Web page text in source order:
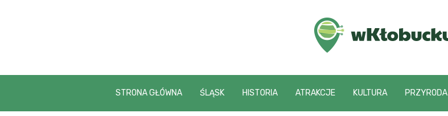
wKlobucku.pl
STRONA GŁÓWNA ŚLĄSK HISTORIA ATRAKCJE KULTURA PRZYRODA